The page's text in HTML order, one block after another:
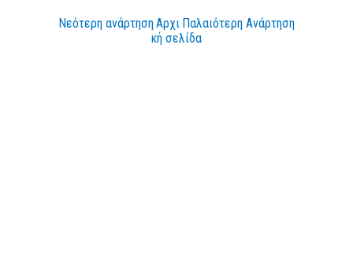
Νεότερη ανάρτηση Παλαιότερη Ανάρτηση
Αρχι
κή σελίδα